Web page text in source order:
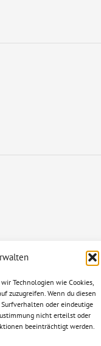
Technologien wie Cookies,
zuzugreifen. Wenn du diesen
oder eindeutige
nicht erteilst oder
beeinträchtigt werden.